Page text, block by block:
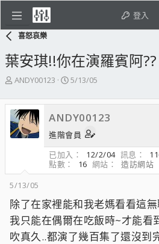
登入
喜怒哀樂
葉安琪!!你在演羅賓阿??
主
發
起
人
ANDY00123
開
日
期
5/13/05
ANDY00123
進階會員
已加入
12/2/04 訊息
點數
16 網站
造訪網站
5/13/05
除了在家裡能和我老媽看看這
我只能在偶爾在吃飯時~才能看
吹真久..都演了幾百集了還沒到